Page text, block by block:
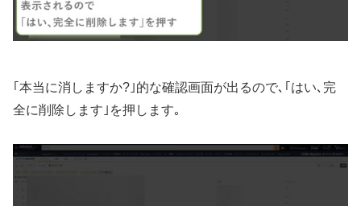
｢本当に消しますか?｣的な確認画面が出るので､｢はい､完
全に削除します｣を押します｡